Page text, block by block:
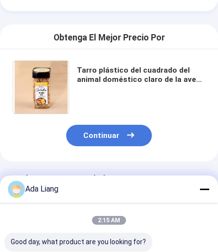
Obtenga El Mejor Precio Por
Tarro plástico del cuadrado del
animal doméstico claro de la avena
Continuar
Productos Recomendados
Ada Liang
2:15 AM
Good day, what product are you looking for?